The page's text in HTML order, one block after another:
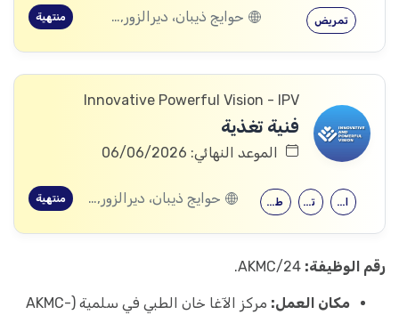
تمريض حوايج ذيبان، ديرالزور, البصيرة، ديرالزور, محكان، ديرالزور, أبو خشب، ديرالزور, ذيبان، ديرالزور, البحرة، ديرالزور منتهية
Innovative Powerful Vision - IPV
فنية تغذية
الموعد النهائي: 06/06/2026
طب التغذية تمريض الصيدلة حوايج ذيبان، ديرالزور, البصيرة، ديرالزور, محكان، ديرالزور, أبو خشب، ديرالزور, ذيبان، ديرالزور, البحرة، ديرالزور منتهية
رقم الوظيفة:
مكان العمل:
مركز الآغا خان الطبي في سلمية (AKMC-